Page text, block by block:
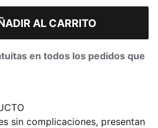
deseosAL CARRITO
en todos los pedidos que
sin complicaciones, presentan